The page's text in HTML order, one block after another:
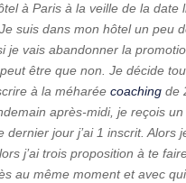
à Paris à la veille de la date
suis dans mon hôtel un peu
vais abandonner la
être que non. Je décide
à la méharée coaching de
après-midi, je reçois
jour j’ai 1 inscrit. Alors
j’ai trois proposition à te
au même moment et avec